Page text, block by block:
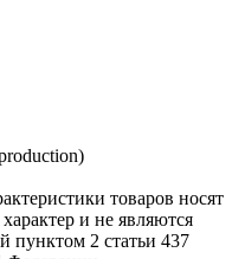
товаров носят
и не являются
пунктом 2 статьи 437